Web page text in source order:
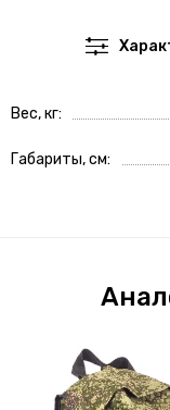
Вес, кг
Габариты, см